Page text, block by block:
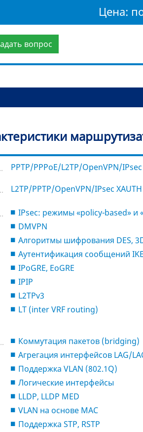
Цена:
вопрос
PPTP/PPPoE/L2TP/OpenVPN/IPsec
L2TP/PPTP/OpenVPN/IPsec XAUTH
IPsec: режимы «policy-based» и
DMVPN
Алгоритмы шифрования DES,
Аутентификация сообщений
IPoGRE, EoGRE
IPIP
L2TPv3
LT (inter VRF routing)
Коммутация пакетов (bridging)
Агрегация интерфейсов LAG/
Поддержка VLAN (802.1Q)
Логические интерфейсы
LLDP, LLDP MED
VLAN на основе MAC
Поддержка STP, RSTP